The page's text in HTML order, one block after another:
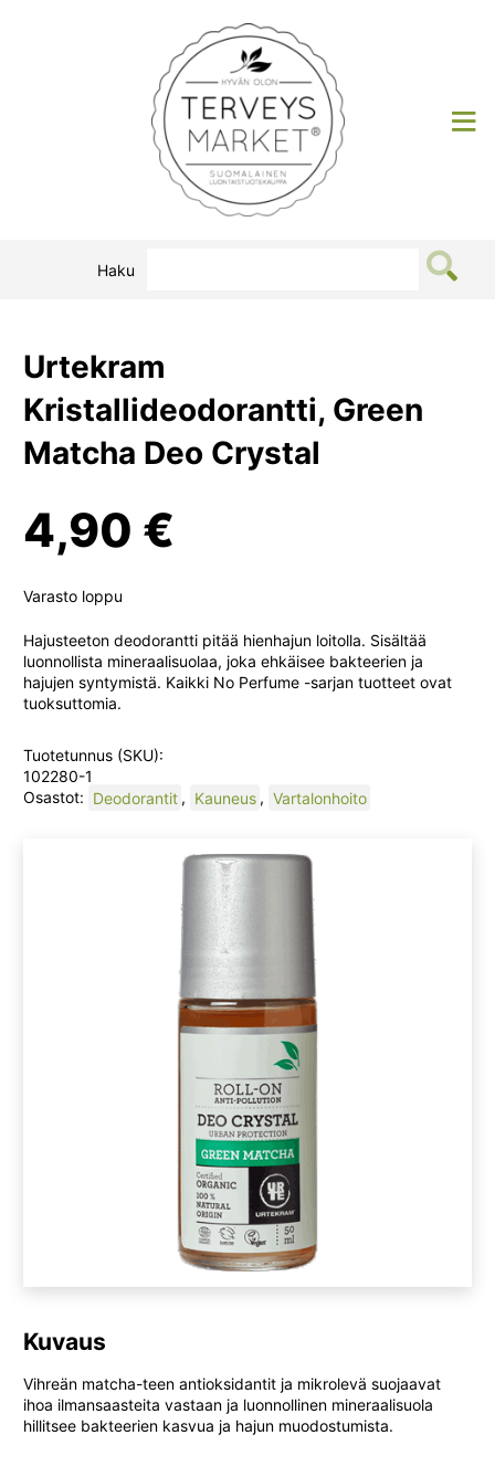
Terveysmarket
Haku
Urtekram
Kristallideodorantti, Green
Matcha Deo Crystal
4,90 €
Varasto loppu
Hajusteeton deodorantti pitää hienhajun loitolla. Sisältää
luonnollista mineraalisuolaa, joka ehkäisee bakteerien ja
hajujen syntymistä. Kaikki No Perfume -sarjan tuotteet ovat
tuoksuttomia.
Tuotetunnus (SKU):
102280-1
Osastot: Deodorantit , Kauneus , Vartalonhoito
Kuvaus
Vihreän matcha-teen antioksidantit ja mikrolevä suojaavat
ihoa ilmansaasteita vastaan ja luonnollinen mineraalisuola
hillitsee bakteerien kasvua ja hajun muodostumista.